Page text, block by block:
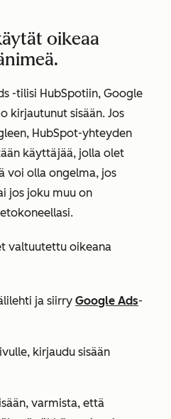
oikeaa
-tilisi HubSpotiin, Google
kirjautunut sisään. Jos
HubSpot-yhteyden
käyttäjää, jolla olet
voi olla ongelma, jos
jos joku muu on
valtuutettu oikeana
ja siirry Google Ads-
kirjaudu sisään
varmista, että